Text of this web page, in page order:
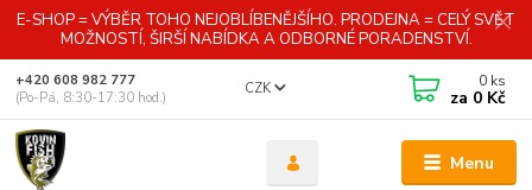
E-SHOP = VÝBĚR TOHO NEJOBLÍBENĚJŠÍHO. PRODEJNA = CELÝ SVĚT
MOŽNOSTÍ, ŠIRŠÍ NABÍDKA A ODBORNÉ PORADENSTVÍ.
Menu
CZK
+420 608 982 777
(Po-Pá, 8:30-17:30 hod.)
0 ks
za 0 Kč